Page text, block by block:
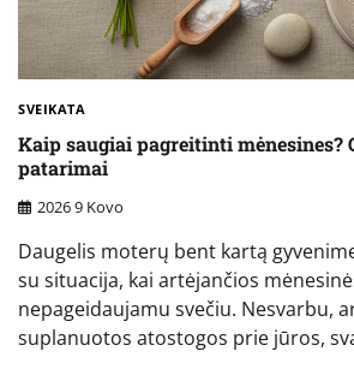
SVEIKATA
Kaip saugiai pagreitinti mėnesines?
patarimai
2026 9 Kovo
Daugelis moterų bent kartą
su situacija, kai artėjančios
nepageidaujamu svečiu. Nesvarbu,
suplanuotos atostogos prie jūros,